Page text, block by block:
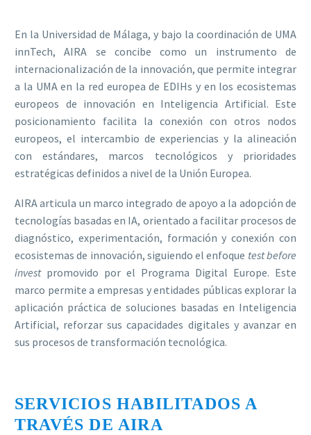
En la Universidad de Málaga, y bajo la coordinación de UMA
innTech, AIRA se concibe como un instrumento de
internacionalización de la innovación, que permite integrar
a la UMA en la red europea de EDIHs y en los ecosistemas
europeos de innovación en Inteligencia Artificial. Este
posicionamiento facilita la conexión con otros nodos
europeos, el intercambio de experiencias y la alineación
con estándares, marcos tecnológicos y prioridades
estratégicas definidos a nivel de la Unión Europea.
AIRA articula un marco integrado de apoyo a la adopción de
tecnologías basadas en IA, orientado a facilitar procesos de
diagnóstico, experimentación, formación y conexión con
ecosistemas de innovación, siguiendo el enfoque test before
invest promovido por el Programa Digital Europe. Este
marco permite a empresas y entidades públicas explorar la
aplicación práctica de soluciones basadas en Inteligencia
Artificial, reforzar sus capacidades digitales y avanzar en
sus procesos de transformación tecnológica.
SERVICIOS HABILITADOS A
TRAVÉS DE AIRA